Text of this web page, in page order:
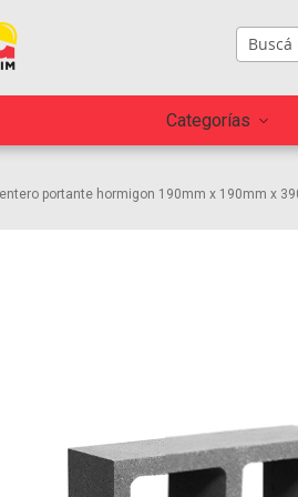
Categorías
portante hormigon 190mm x 190mm x